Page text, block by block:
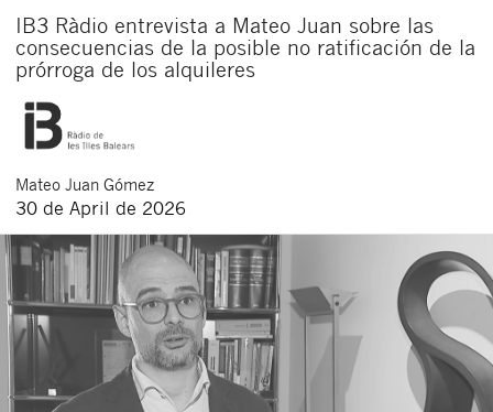
IB3 Ràdio entrevista a Mateo Juan sobre las
consecuencias de la posible no ratificación de la
prórroga de los alquileres
Mateo Juan Gómez
30 de April de 2026